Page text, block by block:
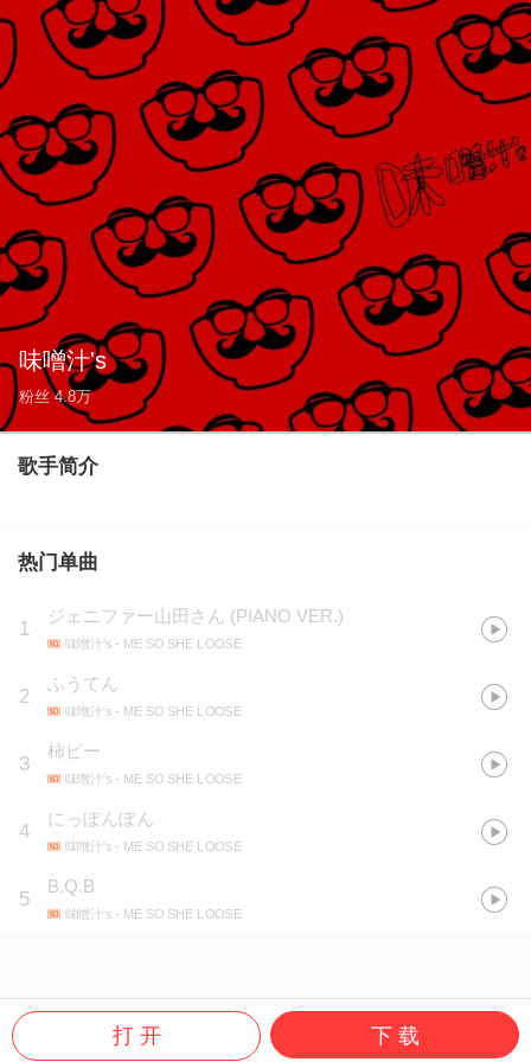
味噌汁's
粉丝 4.8万
歌手简介
热门单曲
1
ジェニファー山田さん (PIANO VER.)
味噌汁's - ME SO SHE LOOSE
2
ふうてん
味噌汁's - ME SO SHE LOOSE
3
柿ピー
味噌汁's - ME SO SHE LOOSE
4
にっぽんぽん
味噌汁's - ME SO SHE LOOSE
5
B.Q.B
味噌汁's - ME SO SHE LOOSE
打 开 下 载